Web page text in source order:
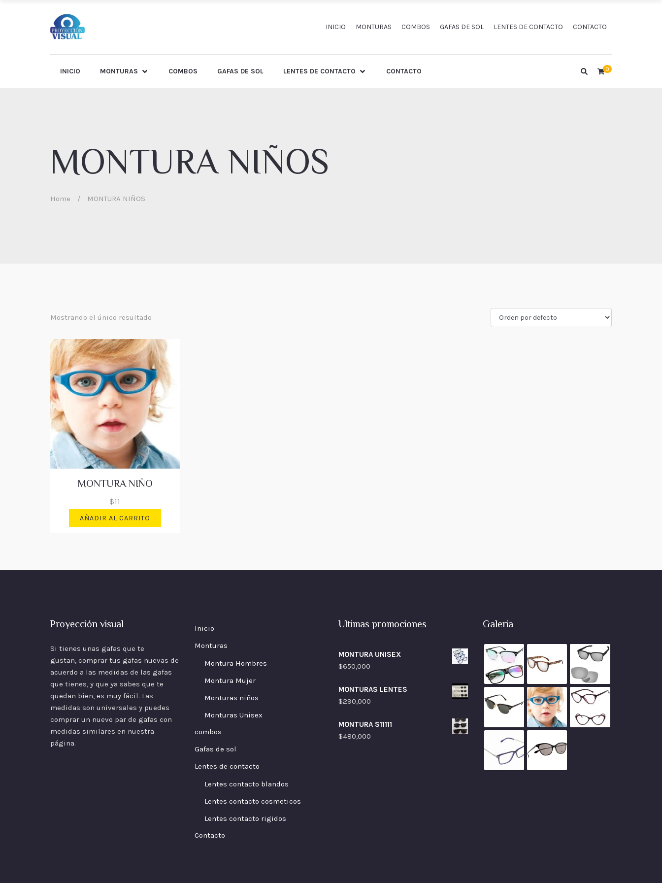
INICIO MONTURAS COMBOS GAFAS DE SOL LENTES DE CONTACTO CONTACTO
INICIO MONTURAS COMBOS GAFAS DE SOL LENTES DE CONTACTO CONTACTO 0
MONTURA NIÑOS
Home / MONTURA NIÑOS
Mostrando el único resultado
MONTURA NIÑO
$11
AÑADIR AL CARRITO
Proyección visual
Si tienes unas gafas que te
gustan, comprar tus gafas nuevas de
acuerdo a las medidas de las gafas
que tienes, y que ya sabes que te
quedan bien, es muy fácil. Las
medidas son universales y puedes
comprar un nuevo par de gafas con
medidas similares en nuestra
página.
Inicio
Monturas
Montura Hombres
Montura Mujer
Monturas niños
Monturas Unisex
combos
Gafas de sol
Lentes de contacto
Lentes contacto blandos
Lentes contacto cosmeticos
Lentes contacto rigidos
Contacto
Ultimas promociones
MONTURA UNISEX
$650,000
MONTURAS LENTES
$290,000
MONTURA S11111
$480,000
Galeria